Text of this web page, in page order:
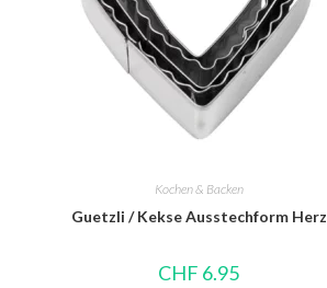
Kochen & Backen
Guetzli / Kekse Ausstechform Herz
CHF 6.95